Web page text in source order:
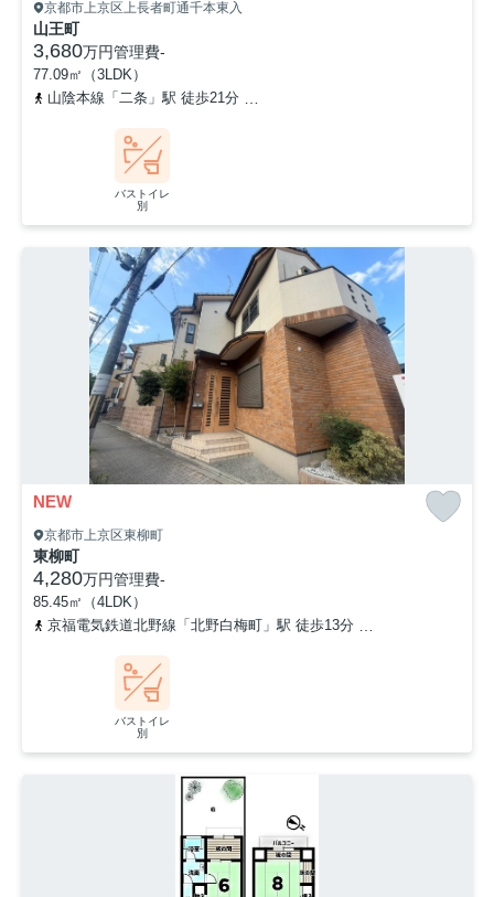
京都市上京区上長者町通千本東入
山王町
3,680万円管理費-
77.09㎡（3LDK）
山陰本線「二条」駅 徒歩21分
バストイレ
別
NEW
京都市上京区東柳町
東柳町
4,280万円管理費-
85.45㎡（4LDK）
京福電気鉄道北野線「北野白梅町」駅 徒歩13分
バストイレ
別